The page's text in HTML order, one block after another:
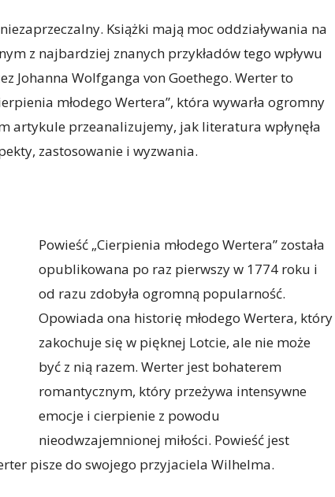
Książki mają moc oddziaływania na
z najbardziej znanych przykładów tego wpływu
Johanna Wolfganga von Goethego. Werter to
młodego Wertera”, która wywarła ogromny
artykule przeanalizujemy, jak literatura wpłynęła
zastosowanie i wyzwania.
Powieść „Cierpienia młodego Wertera” została
opublikowana po raz pierwszy w 1774 roku i
od razu zdobyła ogromną popularność.
Opowiada ona historię młodego Wertera, który
zakochuje się w pięknej Lotcie, ale nie może
być z nią razem. Werter jest bohaterem
romantycznym, który przeżywa intensywne
emocje i cierpienie z powodu
nieodwzajemnionej miłości. Powieść jest
pisze do swojego przyjaciela Wilhelma.